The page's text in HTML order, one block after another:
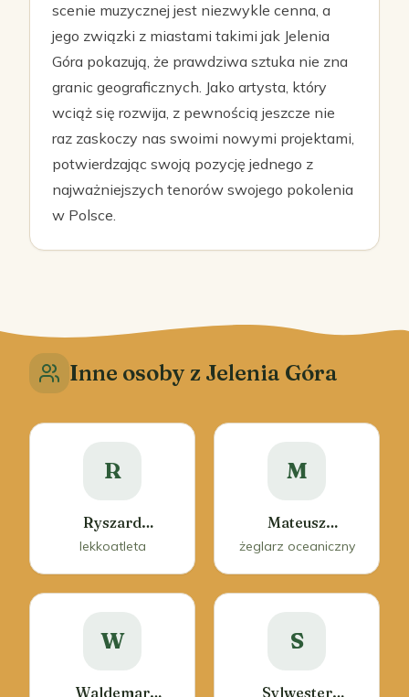
scenie muzycznej jest niezwykle cenna, a
jego związki z miastami takimi jak Jelenia
Góra pokazują, że prawdziwa sztuka nie zna
granic geograficznych. Jako artysta, który
wciąż się rozwija, z pewnością jeszcze nie
raz zaskoczy nas swoimi nowymi projektami,
potwierdzając swoją pozycję jednego z
najważniejszych tenorów swojego pokolenia
w Polsce.
Inne osoby z Jelenia Góra
R
Ryszard
Kasprzak
lekkoatleta
M
Mateusz
Rudawski
żeglarz oceaniczny
W
Waldemar
S
Sylwester